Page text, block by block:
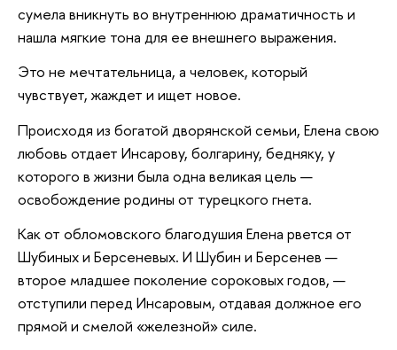
сумела вникнуть во внутреннюю драматичность и
нашла мягкие тона для ее внешнего выражения.
Это не мечтательница, а человек, который
чувствует, жаждет и ищет новое.
Происходя из богатой дворянской семьи, Елена свою
любовь отдает Инсарову, болгарину, бедняку, у
которого в жизни была одна великая цель —
освобождение родины от турецкого гнета.
Как от обломовского благодушия Елена рвется от
Шубиных и Берсеневых. И Шубин и Берсенев —
второе младшее поколение сороковых годов, —
отступили перед Инсаровым, отдавая должное его
прямой и смелой «железной» силе.